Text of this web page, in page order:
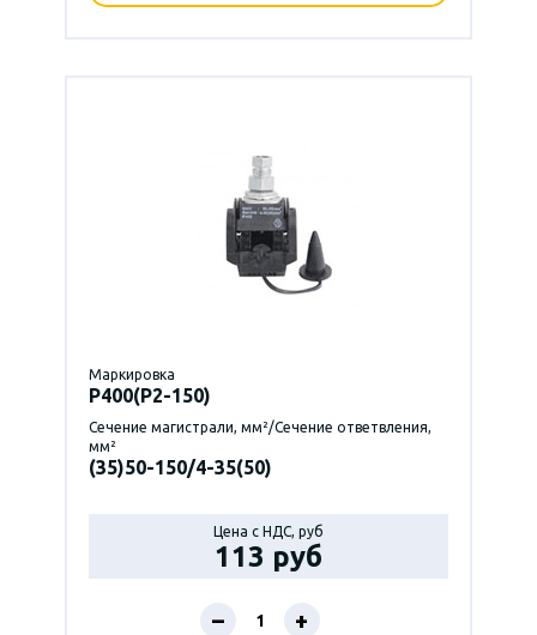
Маркировка
P400(Р2-150)
Сечение магистрали, мм²/Сечение ответвления,
мм²
(35)50-150/4-35(50)
Цена с НДС, руб
113 руб
– +